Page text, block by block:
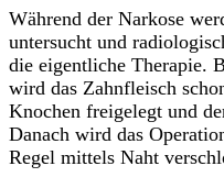
Während der Narkose
untersucht und
die eigentliche Therapie.
wird das Zahnfleisch
Knochen freigelegt und
Danach wird das
Regel mittels Naht